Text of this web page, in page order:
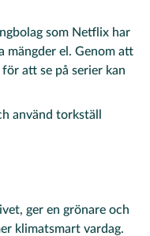
som Netflix har
mängder el. Genom att
att se på serier kan
använd torkställ
ger en grönare och
klimatsmart vardag.